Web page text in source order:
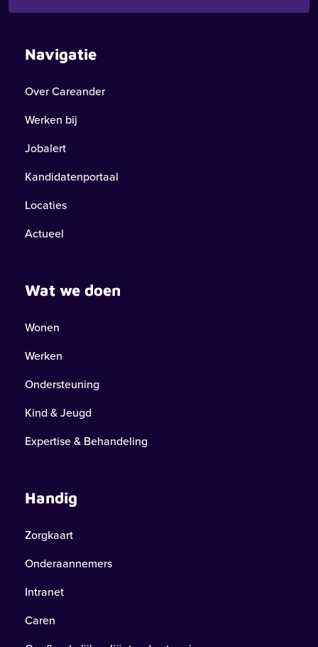
Navigatie
Over Careander
Werken bij
Jobalert
Kandidatenportaal
Locaties
Actueel
Wat we doen
Wonen
Werken
Ondersteuning
Kind & Jeugd
Expertise & Behandeling
Handig
Zorgkaart
Onderaannemers
Intranet
Caren